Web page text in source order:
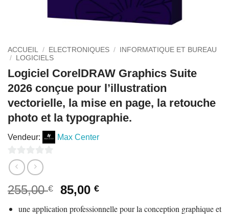
ACCUEIL / ELECTRONIQUES /
INFORMATIQUE ET BUREAU
/
LOGICIELS
Logiciel CorelDRAW Graphics Suite
2026 conçue pour l’illustration
vectorielle, la mise en page, la retouche
photo et la typographie.
Vendeur: Max Center
0
sur
5
255,00€
Le
85,00€Le
une application professionnelle pour la conception graphique et